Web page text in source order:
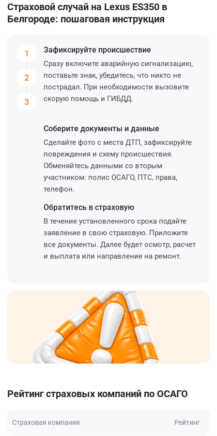
Страховой случай на Lexus ES350 в
Белгороде: пошаговая инструкция
1
2
3
Зафиксируйте происшествие
Сразу включите аварийную сигнализацию,
поставьте знак, убедитесь, что никто не
пострадал. При необходимости вызовите
скорую помощь и ГИБДД.
Соберите документы и данные
Сделайте фото с места ДТП, зафиксируйте
повреждения и схему происшествия.
Обменяйтесь данными со вторым
участником: полис ОСАГО, ПТС, права,
телефон.
Обратитесь в страховую
В течение установленного срока подайте
заявление в свою страховую. Приложите
все документы. Далее будет осмотр, расчет
и выплата или направление на ремонт.
Рейтинг страховых компаний по ОСАГО
Страховая компания Рейтинг